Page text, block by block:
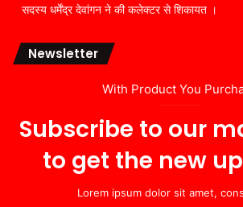
सदस्य धर्मेंद्र देवांगन ने की कलेक्टर से शिकायत ।
Newsletter
With Product You
Subscribe to our
to get the new
Lorem ipsum dolor sit amet,